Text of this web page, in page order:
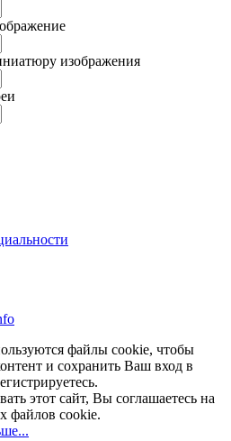
изображения
файлы cookie, чтобы
и сохранить Ваш вход в
этот сайт, Вы соглашаетесь на
файлов cookie.